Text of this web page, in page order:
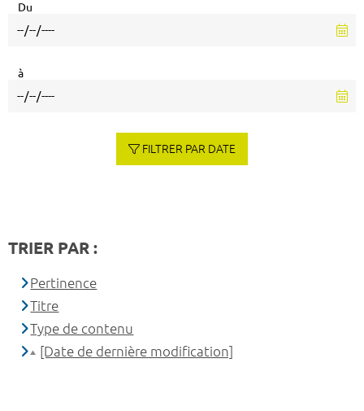
Du
à
FILTRER PAR DATE
TRIER PAR :
Pertinence
Titre
Type de contenu
[Date de dernière modification]